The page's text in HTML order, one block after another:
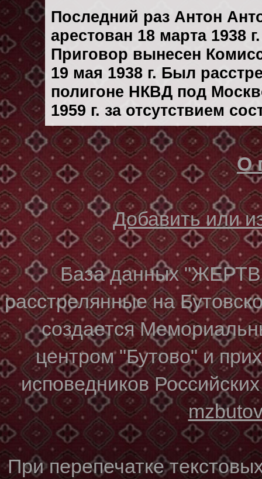
Последний раз Антон
арестован 18 марта 1938 г.
Приговор вынесен
19 мая 1938 г. Был
полигоне НКВД под
1959 г. за отсутствием
О
Добавить или
База данных
расстрелянные на
создается
центром "Бутово" и
исповедников
При перепечатке